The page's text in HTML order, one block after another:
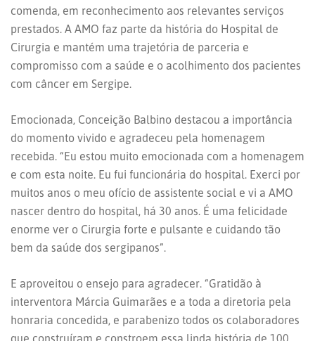
comenda, em reconhecimento aos relevantes serviços
prestados. A AMO faz parte da história do Hospital de
Cirurgia e mantém uma trajetória de parceria e
compromisso com a saúde e o acolhimento dos pacientes
com câncer em Sergipe.
Emocionada, Conceição Balbino destacou a importância
do momento vivido e agradeceu pela homenagem
recebida. “Eu estou muito emocionada com a homenagem
e com esta noite. Eu fui funcionária do hospital. Exerci por
muitos anos o meu ofício de assistente social e vi a AMO
nascer dentro do hospital, há 30 anos. É uma felicidade
enorme ver o Cirurgia forte e pulsante e cuidando tão
bem da saúde dos sergipanos”.
E aproveitou o ensejo para agradecer. “Gratidão à
interventora Márcia Guimarães e a toda a diretoria pela
honraria concedida, e parabenizo todos os colaboradores
que construíram e constroem essa linda história de 100